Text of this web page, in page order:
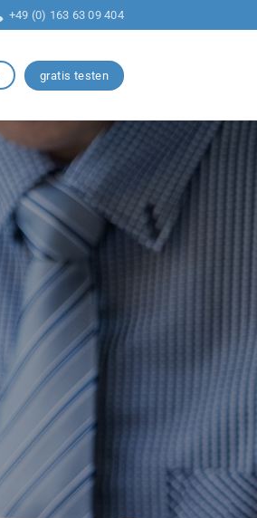
+49 (0) 163 63 09 404
gratis testen